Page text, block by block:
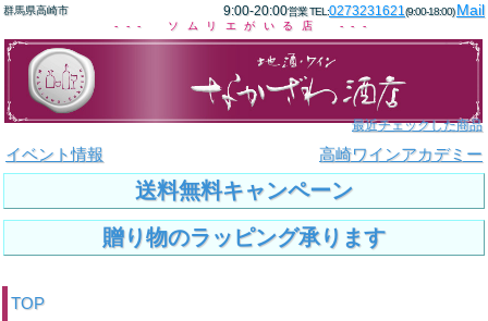
群馬県高崎市 9:00-20:00営業 TEL:0273231621(9:00-18:00)Mail
--- ソムリエがいる店 ---
最近チェックした商品
イベント情報 高崎ワインアカデミー
送料無料キャンペーン
贈り物のラッピング承ります
TOP